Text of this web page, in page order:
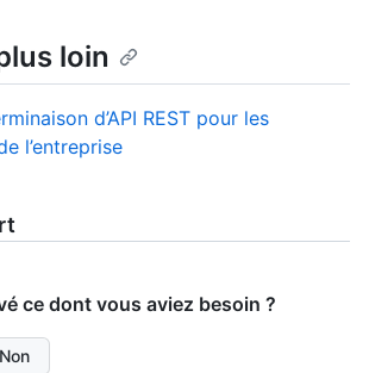
loin
d’API REST pour les
l’entreprise
ce dont vous aviez besoin ?
Non